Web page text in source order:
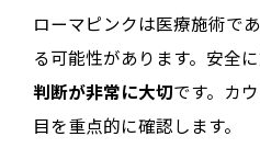
ローマピンクは医療施術で
る可能性があります。安全
判断が非常に大切です。カ
目を重点的に確認します。